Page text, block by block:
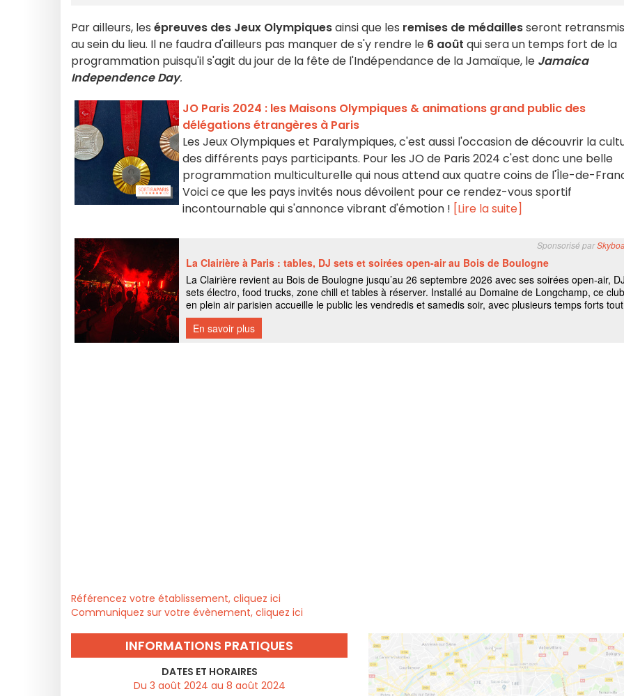
Par ailleurs, les épreuves des Jeux Olympiquesainsi que les remises de médaillesseront
au sein du lieu. Il ne faudra d'ailleurs pas manquer de s'y rendre le 6 août qui sera un temps fort de la
programmation puisqu'il s'agit du jour de la fête de l'Indépendance de la Jamaïque, le Jamaica
Independence Day.
JO Paris 2024 : les Maisons Olympiques & animations grand public des
délégations étrangères à Paris
Les Jeux Olympiques et Paralympiques, c'est aussi l'occasion de découvrir la
des différents pays participants. Pour les JO de Paris 2024 c'est donc une belle
programmation multiculturelle qui nous attend aux quatre coins de l'Île-de-
Voici ce que les pays invités nous dévoilent pour ce rendez-vous sportif
incontournable qui s'annonce vibrant d'émotion ! [Lire la suite]
Référencez votre établissement, cliquez ici
Communiquez sur votre évènement, cliquez ici
INFORMATIONS PRATIQUES
DATES ET HORAIRES
Du 3 août 2024 au 8 août 2024